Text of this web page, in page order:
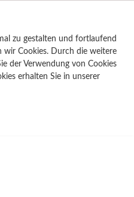
zu gestalten und fortlaufend
wir Cookies. Durch die weitere
der Verwendung von Cookies
erhalten Sie in unserer